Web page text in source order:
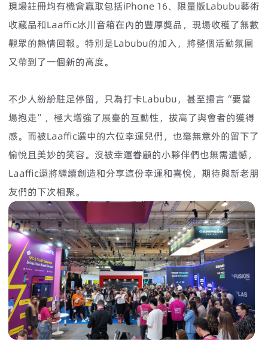
現場註冊均有機會贏取包括iPhone 16、限量版Labubu藝術
收藏品和Laaffic冰川音箱在內的豐厚獎品，現場收穫了無數
觀眾的熱情回報。特別是Labubu的加入，將整個活動氛圍
又帶到了一個新的高度。
不少人紛紛駐足停留，只為打卡Labubu，甚至揚言“要當
場抱走”，極大增強了展臺的互動性，拔高了與會者的獲得
感。而被Laaffic選中的六位幸運兒們，也毫無意外的留下了
愉悅且美妙的笑容。沒被幸運眷顧的小夥伴們也無需遺憾，
Laaffic還將繼續創造和分享這份幸運和喜悅，期待與新老朋
友們的下次相聚。